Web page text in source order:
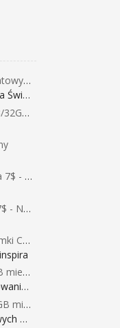
- FunEnglish
(
- Banggood
2017r
2017r
39zł
do